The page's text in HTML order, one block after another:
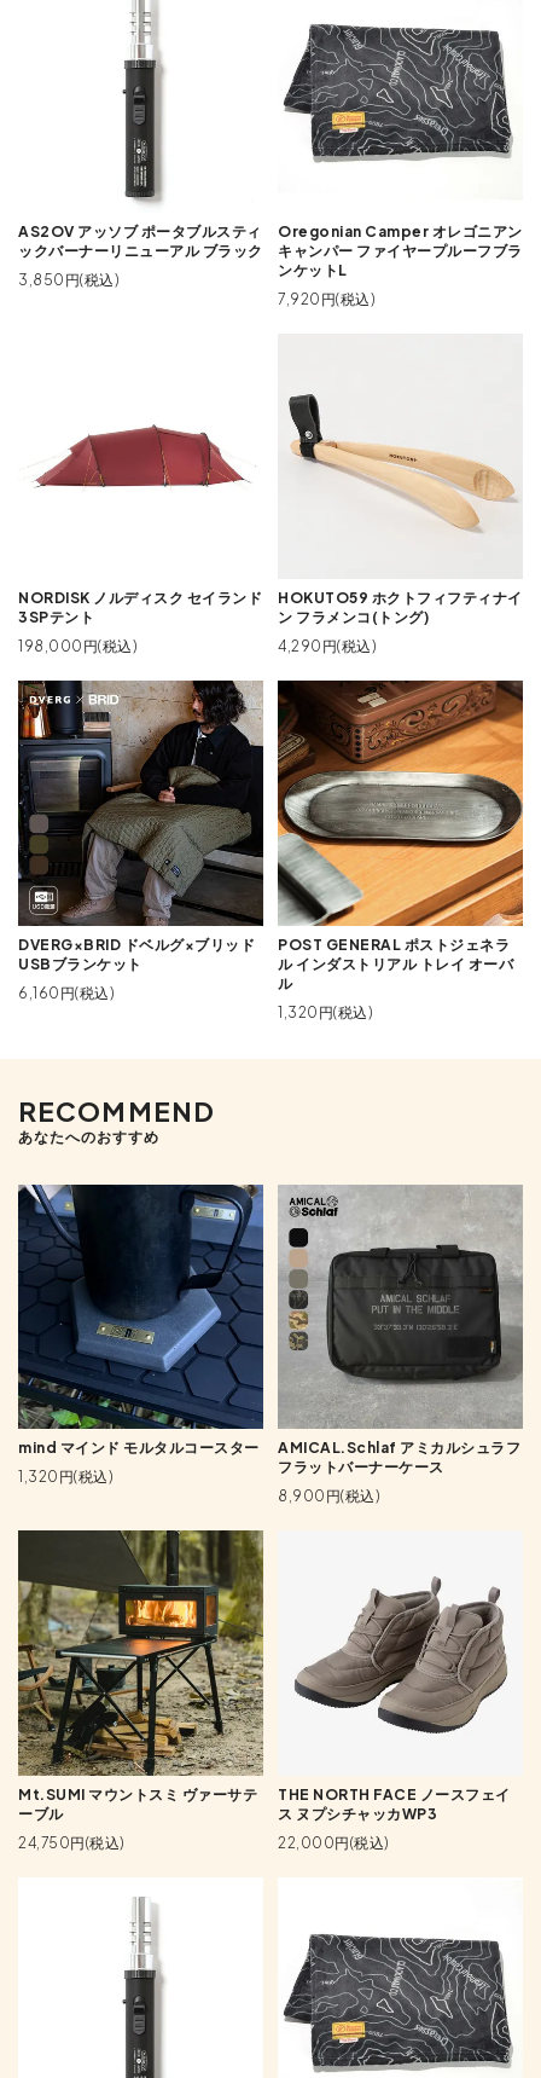
AS2OV アッソブ ポータブルスティ
ックバーナーリニューアル ブラック
3,850円(税込)
Oregonian Camper オレゴニアン
キャンパー ファイヤープルーフブラ
ンケットL
7,920円(税込)
NORDISK ノルディスク セイランド
3SPテント
198,000円(税込)
HOKUTO59 ホクトフィフティナイ
ン フラメンコ(トング)
4,290円(税込)
DVERG×BRID ドベルグ×ブリッド
USBブランケット
6,160円(税込)
POST GENERAL ポストジェネラ
ル インダストリアル トレイ オーバ
ル
1,320円(税込)
RECOMMEND
あなたへのおすすめ
mind マインド モルタルコースター
1,320円(税込)
AMICAL.Schlaf アミカルシュラフ
フラットバーナーケース
8,900円(税込)
Mt.SUMI マウントスミ ヴァーサテ
ーブル
24,750円(税込)
THE NORTH FACE ノースフェイ
ス ヌプシチャッカWP3
22,000円(税込)